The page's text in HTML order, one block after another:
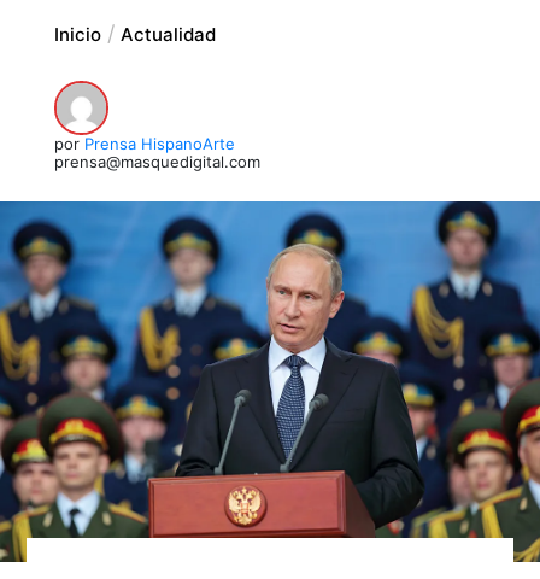
Inicio Actualidad
por Prensa HispanoArte
prensa@masquedigital.com